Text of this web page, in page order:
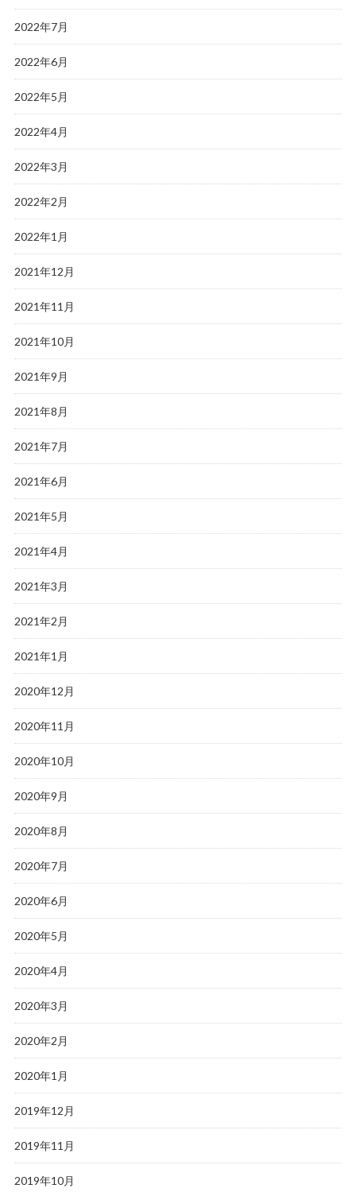
2022年7月
2022年6月
2022年5月
2022年4月
2022年3月
2022年2月
2022年1月
2021年12月
2021年11月
2021年10月
2021年9月
2021年8月
2021年7月
2021年6月
2021年5月
2021年4月
2021年3月
2021年2月
2021年1月
2020年12月
2020年11月
2020年10月
2020年9月
2020年8月
2020年7月
2020年6月
2020年5月
2020年4月
2020年3月
2020年2月
2020年1月
2019年12月
2019年11月
2019年10月